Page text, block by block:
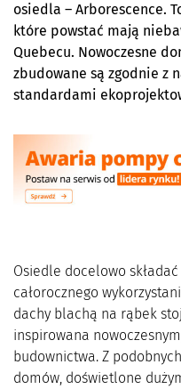
osiedla – Arborescence.
które powstać mają
Quebecu. Nowoczesne
zbudowane są zgodnie z
standardami
Osiedle docelowo
całorocznego
dachy blachą na rąbek
inspirowana
budownictwa. Z
domów, doświetlone